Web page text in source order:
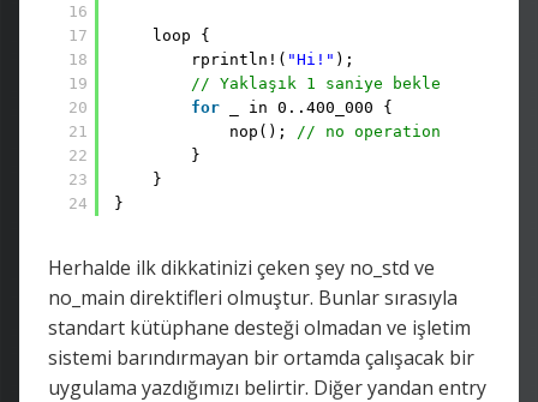
16
17
18
19
20
21
22
23
24
loop {
rprintln!( "Hi!" );
// Yaklaşık 1 saniye bekle
for
_ in 0..400_000 {
nop();
// no operation
}
}
}
Herhalde ilk dikkatinizi çeken şey no_std ve
no_main direktifleri olmuştur. Bunlar sırasıyla
standart kütüphane desteği olmadan ve işletim
sistemi barındırmayan bir ortamda çalışacak bir
uygulama yazdığımızı belirtir. Diğer yandan entry